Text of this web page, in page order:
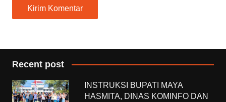
Recent post
INSTRUKSI BUPATI MAYA
HASMITA, DINAS KOMINFO DAN